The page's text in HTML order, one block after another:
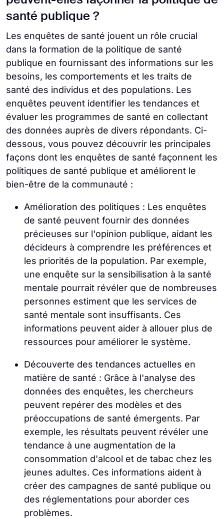
santé publique ?
Les enquêtes de santé jouent un rôle crucial
dans la formation de la politique de santé
publique en fournissant des informations sur les
besoins, les comportements et les traits de
santé des individus et des populations. Les
enquêtes peuvent identifier les tendances et
évaluer les programmes de santé en collectant
des données auprès de divers répondants. Ci-
dessous, vous pouvez découvrir les principales
façons dont les enquêtes de santé façonnent les
politiques de santé publique et améliorent le
bien-être de la communauté :
Amélioration des politiques : Les enquêtes
de santé peuvent fournir des données
précieuses sur l'opinion publique, aidant les
décideurs à comprendre les préférences et
les priorités de la population. Par exemple,
une enquête sur la sensibilisation à la santé
mentale pourrait révéler que de nombreuses
personnes estiment que les services de
santé mentale sont insuffisants. Ces
informations peuvent aider à allouer plus de
ressources pour améliorer le système.
Découverte des tendances actuelles en
matière de santé : Grâce à l'analyse des
données des enquêtes, les chercheurs
peuvent repérer des modèles et des
préoccupations de santé émergents. Par
exemple, les résultats peuvent révéler une
tendance à une augmentation de la
consommation d'alcool et de tabac chez les
jeunes adultes. Ces informations aident à
créer des campagnes de santé publique ou
des réglementations pour aborder ces
problèmes.